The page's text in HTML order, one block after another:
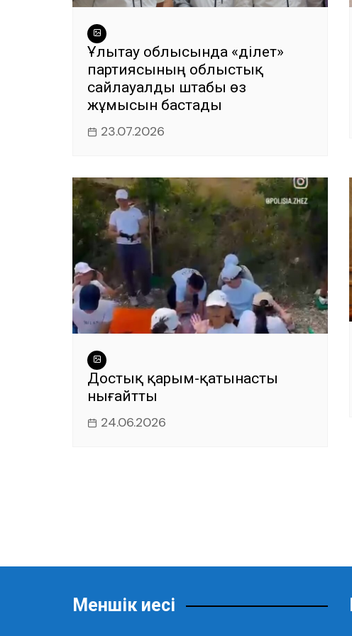
Ұлытау облысында «Әділет»
партиясының облыстық
сайлауалды штабы өз
жұмысын бастады
23.07.2026
Достық қарым-қатынасты
нығайтты
24.06.2026
Меншік иесі